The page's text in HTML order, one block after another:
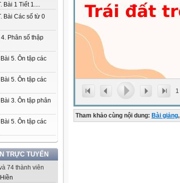
Bài 1 Tiết 1....
Bài Các số từ 0
Phân số thập
5. Ôn tập các
5. Ôn tập các
3. Ôn tập phân
5. Ôn tập các
TRỰC TUYẾN
74 thành viên
1
Tham khảo cùng nội dung: Bài giảng,